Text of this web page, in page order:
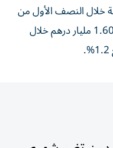
خلال النصف الأول من
العام الجاري 1.58 مليار درهم مقابل 1.60 مليار درهم خلال